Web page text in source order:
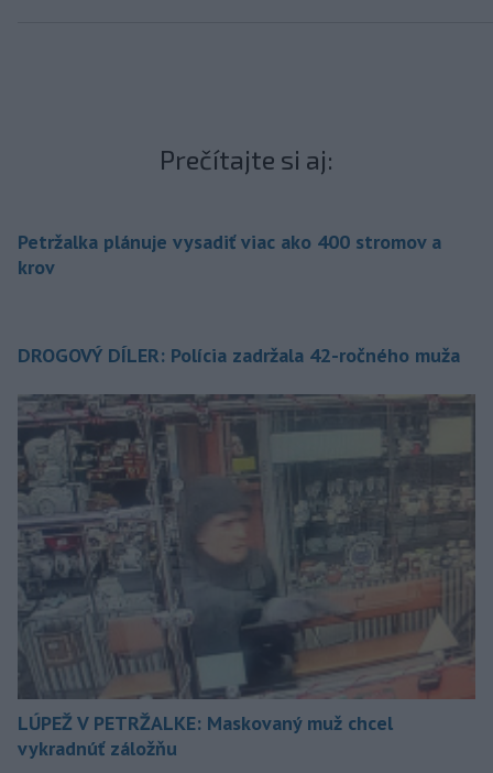
Prečítajte si aj:
Petržalka plánuje vysadiť viac ako 400 stromov a
krov
DROGOVÝ DÍLER: Polícia zadržala 42-ročného muža
LÚPEŽ V PETRŽALKE: Maskovaný muž chcel
vykradnúť záložňu